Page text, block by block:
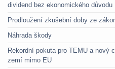
dividend bez ekonomického důvodu
Prodloužení zkušební doby ze
Náhrada škody
Rekordní pokuta pro TEMU a nový
zemí mimo EU